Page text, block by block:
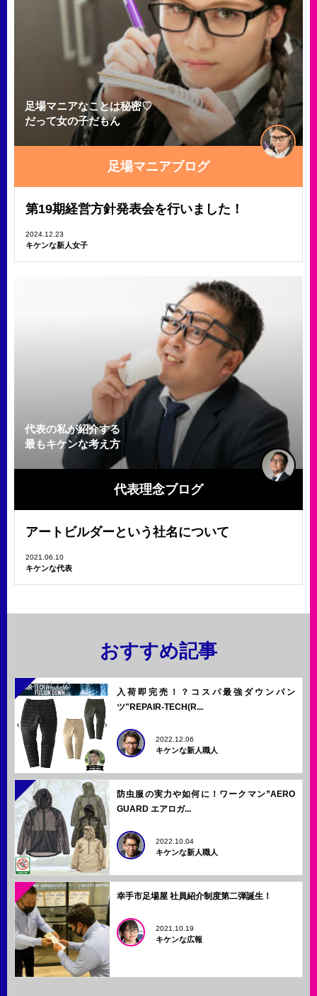
足場マニアなことは秘密♡
だって女の子だもん
足場マニアブログ
第19期経営方針発表会を行いました！
2024.12.23
キケンな新人女子
代表の私が紹介する
最もキケンな考え方
代表理念ブログ
アートビルダーという社名について
2021.06.10
キケンな代表
おすすめ記事
入荷即完売！？コスパ最強ダウンパン
ツ"REPAIR-TECH(R...
2022.12.06
キケンな新人職人
防虫服の実力や如何に！ワークマン”AERO
GUARD エアロガ...
2022.10.04
キケンな新人職人
幸手市足場屋 社員紹介制度第二弾誕生！
2021.10.19
キケンな広報